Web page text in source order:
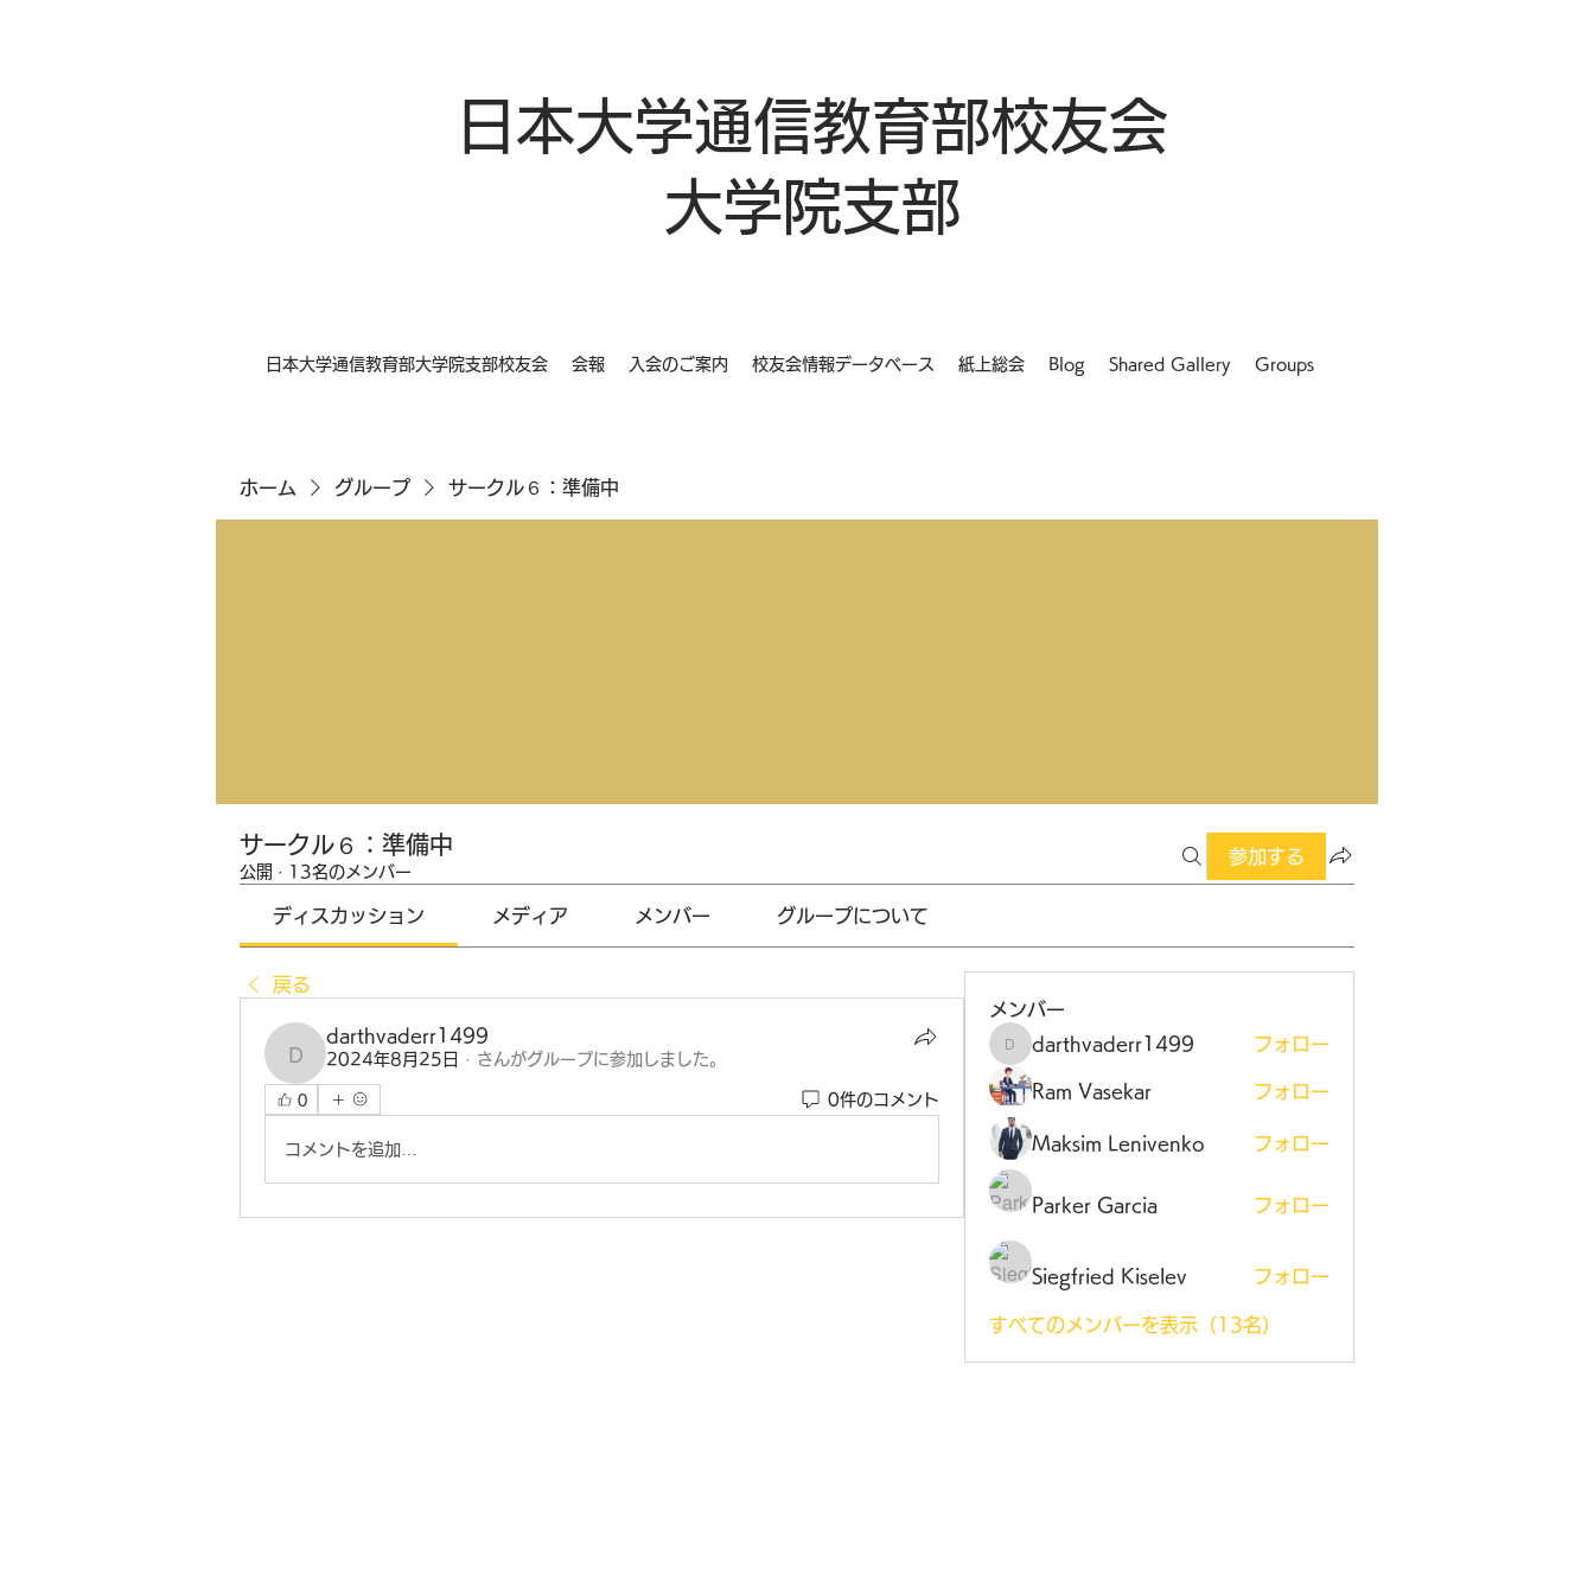
日本大学通信教育部校友会
大学院支部
日本大学通信教育部大学院支部校友会 会報 入会のご案内 校友会情報データベース 紙上総会 Blog Shared Gallery Groups
ホーム グループ サークル６：準備中
サークル６：準備中
公開 · 13名のメンバー
参加する
ディスカッション メディア メンバー グループについて
戻る
darthvaderr1499
darthvaderr1499
2024年8月25日 · さんがグループに参加しました。
0 0件のコメント
コメントを追加…
メンバー
darthvaderr1499
darthvaderr1499 フォロー
Ram Vasekar フォロー
Maksim Lenivenko フォロー
Parker Garcia フォロー
Siegfried Kiselev フォロー
すべてのメンバーを表示（13名）